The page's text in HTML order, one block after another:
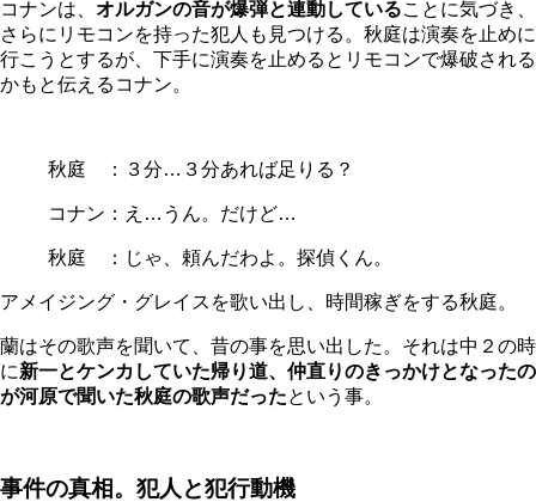
コナンは、 オルガンの音が爆弾と連動していることに気づき、
さらにリモコンを持った犯人も見つける。秋庭は演奏を止めに
行こうとするが、下手に演奏を止めるとリモコンで爆破される
かもと伝えるコナン。
秋庭 ：３分…３分あれば足りる？
コナン：え…うん。だけど…
秋庭 ：じゃ、頼んだわよ。探偵くん。
アメイジング・グレイスを歌い出し、時間稼ぎをする秋庭。
蘭はその歌声を聞いて、昔の事を思い出した。それは中２の時
に新一とケンカしていた帰り道、仲直りのきっかけとなったの
が河原で聞いた秋庭の歌声だったという事。
事件の真相。犯人と犯行動機